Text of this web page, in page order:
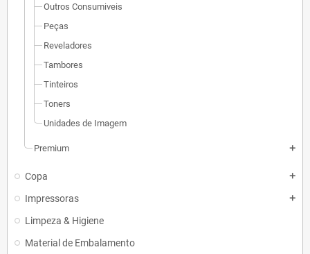
Outros Consumiveis
Peças
Reveladores
Tambores
Tinteiros
Toners
Unidades de Imagem
Premium add
Copa add
Impressoras add
Limpeza & Higiene
Material de Embalamento